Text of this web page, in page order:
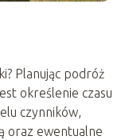
Planując podróż
określenie czasu
czynników,
oraz ewentualne